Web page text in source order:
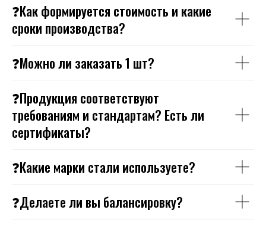
❓Как формируется стоимость и какие
сроки производства?
❓Можно ли заказать 1 шт?
❓Продукция соответствуют
требованиям и стандартам? Есть ли
сертификаты?
❓Какие марки стали используете?
❓Делаете ли вы балансировку?